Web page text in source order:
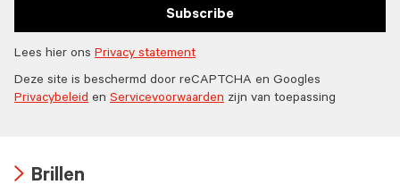
Subscribe
Lees hier ons Privacy statement
Deze site is beschermd door reCAPTCHA en Googles
Privacybeleid en Servicevoorwaarden zijn van toepassing
Brillen